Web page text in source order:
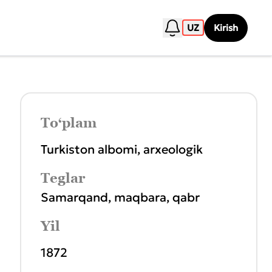
UZ Kirish
To‘plam
Turkiston albomi, arxeologik
Teglar
Samarqand, maqbara,qabr
Yil
1872